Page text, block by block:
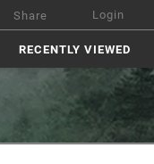
Share Login
RECENTLY VIEWED